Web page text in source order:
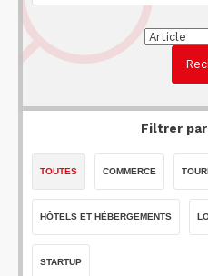
Filtrer
TOUTES COMMERCE
HÔTELS ET HÉBERGEMENTS
STARTUP